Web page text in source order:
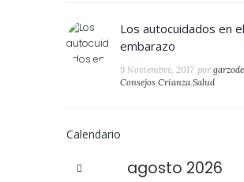
Los autocuidados en el
embarazo
9 Noviembre, 2017 por
Consejos,Crianza,Salud
Calendario
agosto 2026